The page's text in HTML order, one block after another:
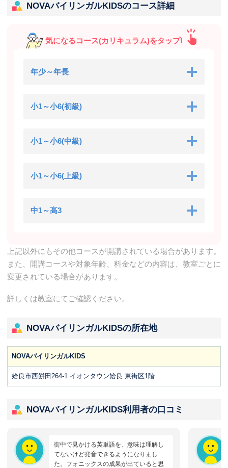
NOVAバイリンガルKIDSのコース詳細
気になるコース(カリキュラム)をタップ!
年少～年長
小1～小6(初級)
小1～小6(中級)
小1～小6(上級)
中1～高3
上記以外にもその他コースが開講されている場合があります。
また、開講コースや対象年齢、料金などの内容は、教室ごとに
変更されている場合があります。
詳しくは教室にてご確認ください。
NOVAバイリンガルKIDSの所在地
NOVAバイリンガルKIDS
姶良市西餅田264-1 イオンタウン姶良 東街区1階
NOVAバイリンガルKIDS利用者の口コミ
街中で見かける英単語を、意味は理解し
てないけど発音できるようになりまし
た。フォニックスの成果が出ていると思